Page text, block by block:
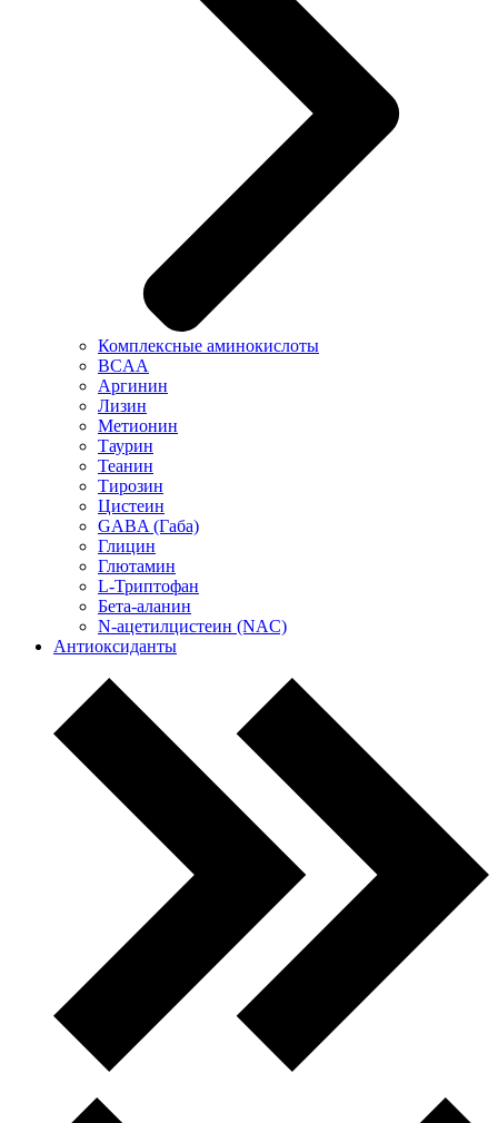
Комплексные аминокислоты
BCAA
Аргинин
Лизин
Метионин
Таурин
Теанин
Тирозин
Цистеин
GABA (Габа)
Глицин
Глютамин
L-Триптофан
Бета-аланин
N-ацетилцистеин (NAC)
Антиоксиданты